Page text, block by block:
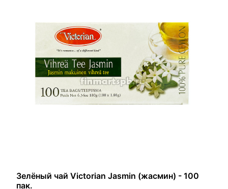
Зелёный чай Victorian Jasmin (жасмин) - 100
пак.